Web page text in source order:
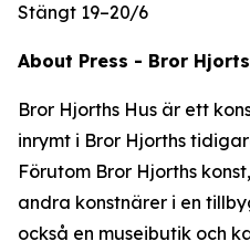
Stängt 19–20/6
About Press - Bror
Bror Hjorths Hus är ett
inrymt i Bror Hjorths
Förutom Bror Hjorths
andra konstnärer i en
också en museibutik och